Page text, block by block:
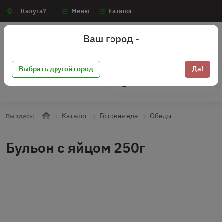
Калуга? Меню Каталог
Вы здесь: Каталог Готовая еда Обеды
Бульон с яйцом 250г
Ваш город -
Выбрать другой город Да!